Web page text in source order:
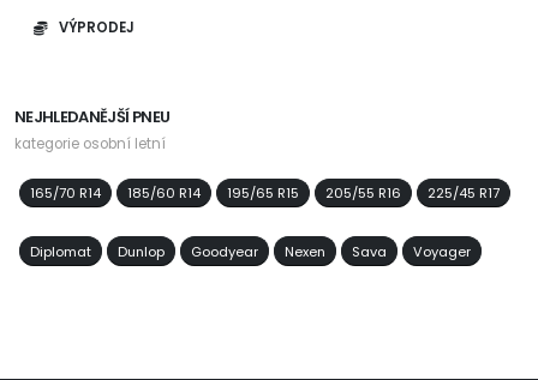
VÝPRODEJ
NEJHLEDANĚJŠÍ PNEU
kategorie osobní letní
165/70 R14 185/60 R14 195/65 R15 205/55 R16 225/45 R17
Diplomat Dunlop Goodyear Nexen Sava Voyager